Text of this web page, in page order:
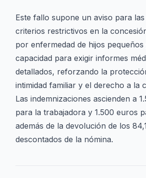
Este fallo supone un aviso para
criterios restrictivos en la
por enfermedad de hijos pequeños
capacidad para exigir informes
detallados, reforzando la
intimidad familiar y el derecho a la
Las indemnizaciones ascienden a
para la trabajadora y 1.500 euros
además de la devolución de los
descontados de la nómina.